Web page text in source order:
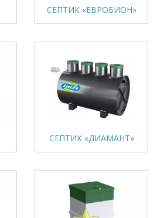
СЕПТИК «ЕВРОБИОН»
СЕПТИК «ДИАМАНТ»